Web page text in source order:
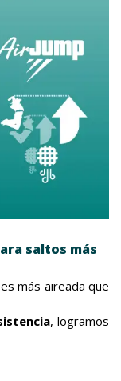
saltos más
es más aireada que
, logramos